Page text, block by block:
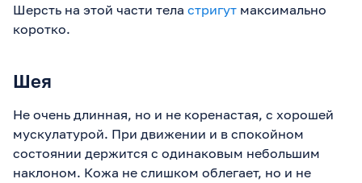
Шерсть на этой части тела стригут максимально
коротко.
Шея
Не очень длинная, но и не коренастая, с хорошей
мускулатурой. При движении и в спокойном
состоянии держится с одинаковым небольшим
наклоном. Кожа не слишком облегает, но и не